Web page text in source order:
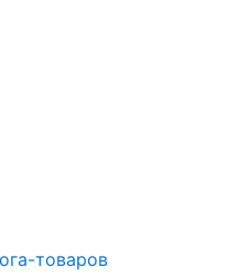
товаров